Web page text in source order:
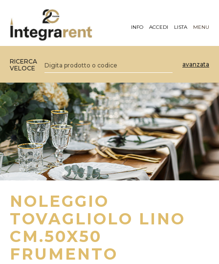
INFO ACCEDI LISTA MENU
RICERCA
VELOCE
avanzata
NOLEGGIO
TOVAGLIOLO LINO
CM.50X50
FRUMENTO